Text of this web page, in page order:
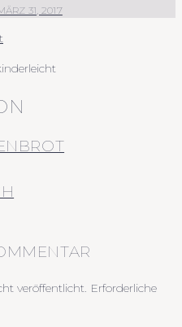
31, 2017
veröffentlicht. Erforderliche